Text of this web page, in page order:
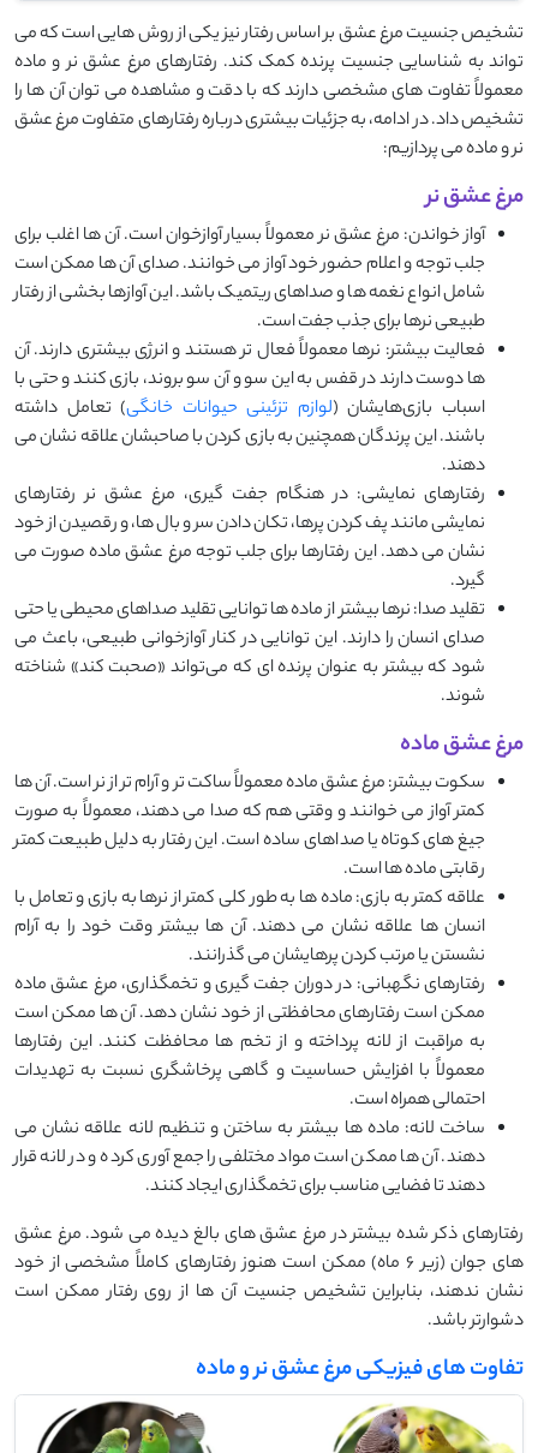
تشخیص جنسیت مرغ عشق بر اساس رفتار نیز یکی از روش‌ هایی است که می
‌تواند به شناسایی جنسیت پرنده کمک کند. رفتارهای مرغ عشق نر و ماده
معمولاً تفاوت ‌های مشخصی دارند که با دقت و مشاهده می ‌توان آن‌ ها را
تشخیص داد. در ادامه، به جزئیات بیشتری درباره رفتارهای متفاوت مرغ عشق
نر و ماده می ‌پردازیم:
مرغ عشق نر
آواز خواندن: مرغ عشق نر معمولاً بسیار آوازخوان است. آن ‌ها اغلب برای
جلب توجه و اعلام حضور خود آواز می‌ خوانند. صدای آن ‌ها ممکن است
شامل انواع نغمه ‌ها و صداهای ریتمیک باشد. این آوازها بخشی از رفتار
طبیعی نرها برای جذب جفت است.
فعالیت بیشتر: نرها معمولاً فعال ‌تر هستند و انرژی بیشتری دارند. آن‌
ها دوست دارند در قفس به این سو و آن سو بروند، بازی کنند و حتی با
اسباب ‌بازی‌هایشان (لوازم تزئینی حیوانات خانگی) تعامل داشته
باشند. این پرندگان همچنین به بازی کردن با صاحبشان علاقه نشان می
‌دهند.
رفتارهای نمایشی: در هنگام جفت‌ گیری، مرغ عشق نر رفتارهای
نمایشی مانند پف کردن پرها، تکان دادن سر و بال ‌ها، و رقصیدن از خود
نشان می ‌دهد. این رفتارها برای جلب توجه مرغ عشق ماده صورت می‌
گیرد.
تقلید صدا: نرها بیشتر از ماده ‌ها توانایی تقلید صداهای محیطی یا حتی
صدای انسان را دارند. این توانایی در کنار آوازخوانی طبیعی، باعث می
‌شود که بیشتر به عنوان پرنده ‌ای که می‌تواند «صحبت کند» شناخته
شوند.
مرغ عشق ماده
سکوت بیشتر: مرغ عشق ماده معمولاً ساکت ‌تر و آرام ‌تر از نر است. آن ‌ها
کمتر آواز می ‌خوانند و وقتی هم که صدا می‌ دهند، معمولاً به صورت
جیغ ‌های کوتاه یا صداهای ساده است. این رفتار به دلیل طبیعت کمتر
رقابتی ماده ‌ها است.
علاقه کمتر به بازی: ماده‌ ها به ‌طور کلی کمتر از نرها به بازی و تعامل با
انسان ‌ها علاقه نشان می ‌دهند. آن ‌ها بیشتر وقت خود را به آرام
نشستن یا مرتب کردن پرهایشان می‌ گذرانند.
رفتارهای نگهبانی: در دوران جفت ‌گیری و تخمگذاری، مرغ عشق ماده
ممکن است رفتارهای محافظتی از خود نشان دهد. آن‌ ها ممکن است
به مراقبت از لانه پرداخته و از تخم ‌ها محافظت کنند. این رفتارها
معمولاً با افزایش حساسیت و گاهی پرخاشگری نسبت به تهدیدات
احتمالی همراه است.
ساخت لانه: ماده‌ ها بیشتر به ساختن و تنظیم لانه علاقه نشان می
‌دهند. آن ‌ها ممکن است مواد مختلفی را جمع‌ آوری کرده و در لانه قرار
دهند تا فضایی مناسب برای تخمگذاری ایجاد کنند.
رفتارهای ذکر شده بیشتر در مرغ عشق ‌های بالغ دیده می ‌شود. مرغ عشق
‌های جوان (زیر 6 ماه) ممکن است هنوز رفتارهای کاملاً مشخصی از خود
نشان ندهند، بنابراین تشخیص جنسیت آن‌ ها از روی رفتار ممکن است
دشوارتر باشد.
تفاوت های فیزیکی مرغ عشق نر و ماده